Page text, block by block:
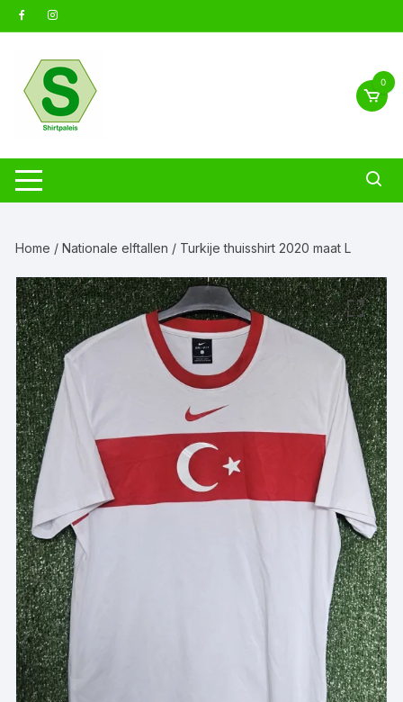
naar
0
Home /Nationale elftallen / Turkije thuisshirt 2020 maat L